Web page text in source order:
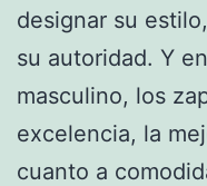
designar su
su autoridad. Y
masculino, los
excelencia, la
cuanto a